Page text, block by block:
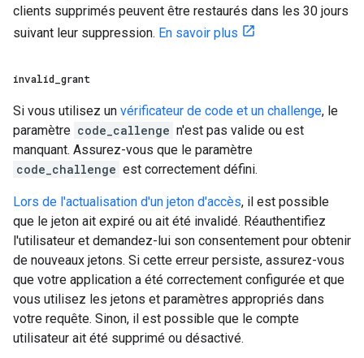
clients supprimés peuvent être restaurés dans les 30 jours
suivant leur suppression. En savoir plus
invalid grant
Si vous utilisez un vérificateur de code et un challenge, le
paramètre code_callenge n'est pas valide ou est
manquant. Assurez-vous que le paramètre
code_challenge est correctement défini.
Lors de l'actualisation d'un jeton d'accès, il est possible
que le jeton ait expiré ou ait été invalidé. Réauthentifiez
l'utilisateur et demandez-lui son consentement pour obtenir
de nouveaux jetons. Si cette erreur persiste, assurez-vous
que votre application a été correctement configurée et que
vous utilisez les jetons et paramètres appropriés dans
votre requête. Sinon, il est possible que le compte
utilisateur ait été supprimé ou désactivé.